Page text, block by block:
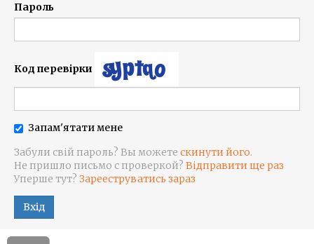
Пароль
Код перевірки
Запам'ятати мене
Забули свій пароль? Вы можете скинути його.
Не пришло письмо с проверкой? Відправити ще раз
Уперше тут? Зарееструватись зараз
Вхід